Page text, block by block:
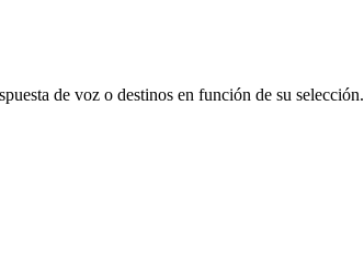
de voz o destinos en función de su selección.